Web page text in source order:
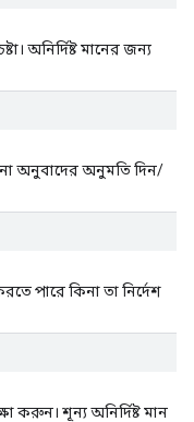
অনির্দিষ্ট মানের জন্য
অনুবাদের অনুমতি দিন/
পারে কিনা তা নির্দেশ
করুন। শূন্য অনির্দিষ্ট মান